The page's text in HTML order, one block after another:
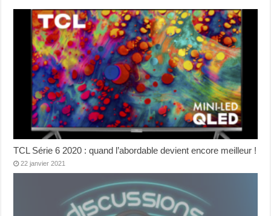
TCL Série 6 2020 : quand l’abordable devient encore meilleur !
22 janvier 2021